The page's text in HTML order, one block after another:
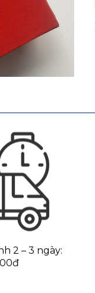
2 – 3 ngày: